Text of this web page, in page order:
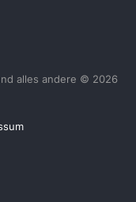
alles andere © 2026